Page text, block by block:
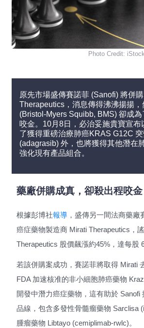
Photo Credit: iStock
原先市場盛傳賽諾菲 (Sanofi) 將併
Therapeutics，消息傳得沸沸揚揚
(Bristol-Myers Squibb, BMS) 卻成
咬金。10月8日，必治妥施貴寶宣布
了獲得重磅治療肺癌KRAS G12C
(adagrasib) 外，也將獲得其他潛在
強化現有產品組合。
藥廠併購成真，卻殺出程咬金
根據彭博社報導 ，盛傳另一間法商藥
癌症藥物製造商 Mirati Therapeutics，
Therapeutics 股價飆漲約45%，達每股
若該併購案成功，賽諾菲將取得 Mirati
FDA 加速核准的非小細胞肺癌藥物
開發中潛力癌症藥物，這有助於 Sanofi
品線，包含多發性骨髓瘤藥物 Sarclisa
腫瘤藥物 Libtayo (cemiplimab-rwlc)。